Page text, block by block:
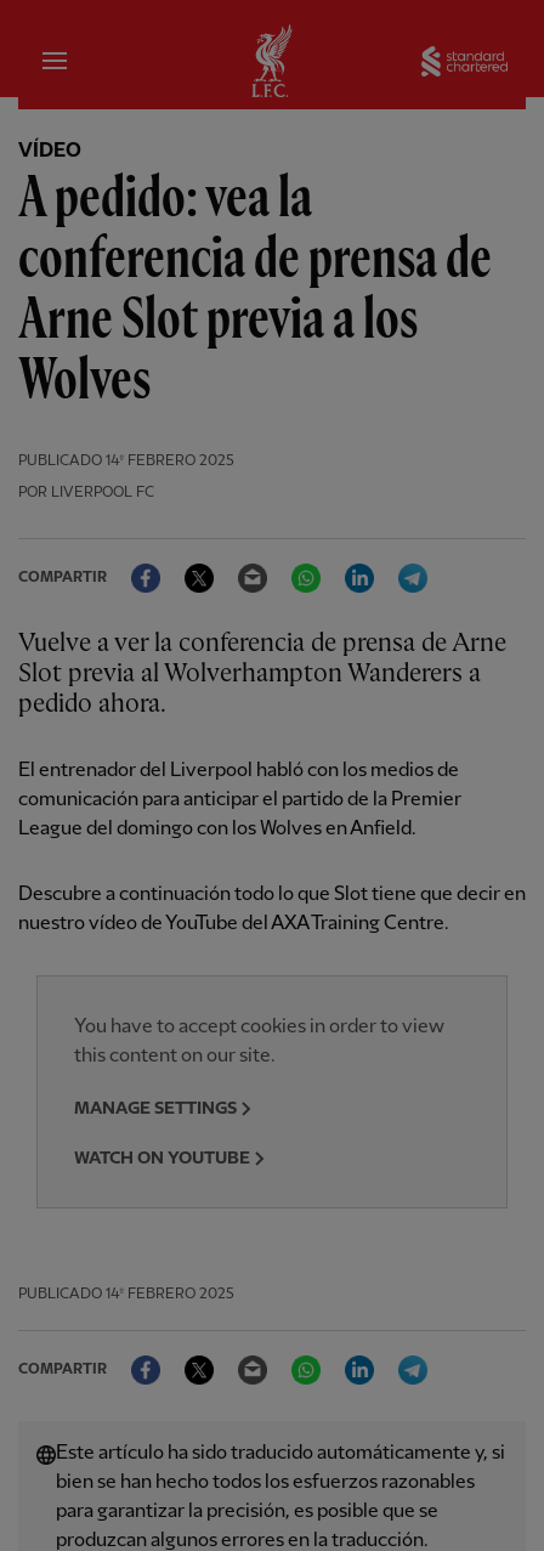
Hogar
VÍDEO
A pedido: vea la
conferencia de prensa de
Arne Slot previa a los
Wolves
PUBLICADO 14º FEBRERO 2025
POR LIVERPOOL FC
COMPARTIR
FacebookTwitter Email WhatsAppLinkedIn
Vuelve a ver la conferencia de prensa de Arne
Slot previa al Wolverhampton Wanderers a
pedido ahora.
El entrenador del Liverpool habló con los medios de
comunicación para anticipar el partido de la Premier
League del domingo con los Wolves en Anfield.
Descubre a continuación todo lo que Slot tiene que decir en
nuestro vídeo de YouTube del AXA Training Centre.
You have to accept cookies in order to view
this content on our site.
MANAGE SETTINGS
WATCH ON YOUTUBE
PUBLICADO 14º FEBRERO 2025
COMPARTIR
FacebookTwitter Email WhatsAppLinkedIn
Este artículo ha sido traducido automáticamente y, si
bien se han hecho todos los esfuerzos razonables
para garantizar la precisión, es posible que se
produzcan algunos errores en la traducción.